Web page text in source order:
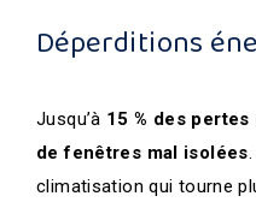
Déperditions
Jusqu’à 15 % des
de fenêtres mal isolées
climatisation qui tourne